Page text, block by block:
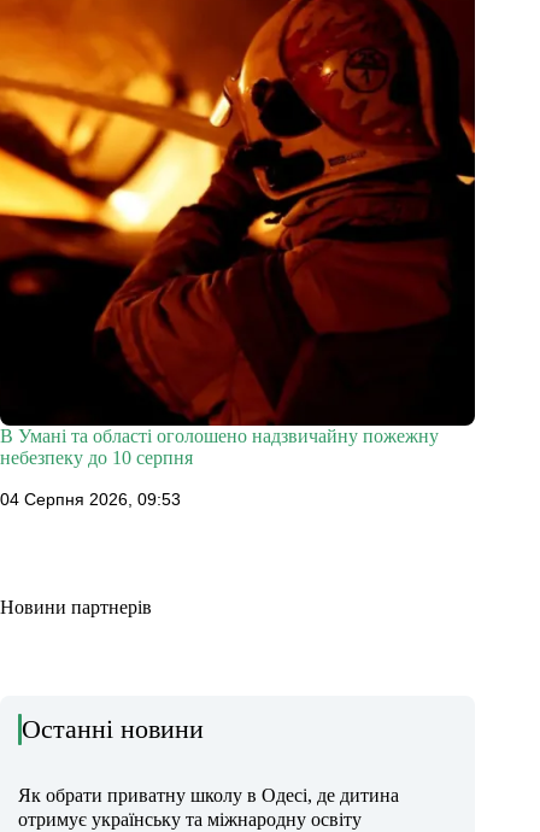
В Умані та області оголошено надзвичайну пожежну
небезпеку до 10 серпня
04 Серпня 2026, 09:53
Новини партнерів
Останні новини
Як обрати приватну школу в Одесі, де дитина
отримує українську та міжнародну освіту